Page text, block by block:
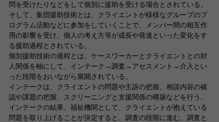
問を受けたりなどをして個別に援助を受ける場合とされている。
そして、集団援助技術とは、クライエントが様様なグループのプ
ログラム活動などに参加をしていくことで、メンバー間の相互作
用の影響を受け、個人の考え方等が成長や発達といった変化をす
る援助過程とされている。
個別援助技術の過程とは、ケースワーカーとクライエントとの対
人関係を軸にして、インテーク→調査→アセスメント→介入とい
った段階をおいながら展開されている。
インテークは、クライエントの問題や主訴の把握、相談内容の確
認や課題の把握、スクリーニングと支援関係の構築などを行う。
インテークの結果、福祉機関として、クライエントが抱えている
問題を取り上げることが決定すると、調査の段階に進む。調査と